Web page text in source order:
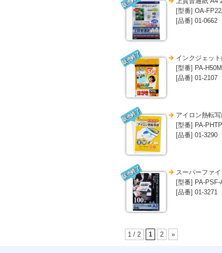
[型番] OA-
[品番] 01-0662
販売終了
インクジェッ
[型番] PA-H50M
[品番] 01-2107
販売終了
アイロン熱転
[型番] PA-
[品番] 01-3290
販売終了
スーパーファ
[型番] PA-PSF-
[品番] 01-3271
1 / 2 1 2 »